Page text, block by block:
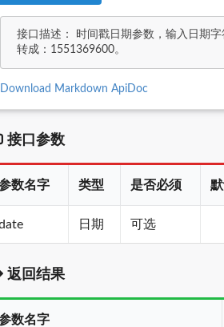
接口描述： 时间戳日期参数，输入日期
转成：1551369600。
Download Markdown ApiDoc
接口参数
数名字 类型 是否必须
日期 可选
返回结果
数名字